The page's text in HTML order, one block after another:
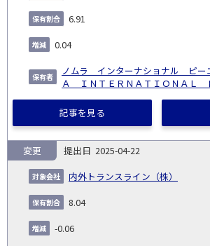
6.91
0.04
ノムラ インターナショナル ピー
Ａ ＩＮＴＥＲＮＡＴＩＯＮＡＬ
記事を見る
2025-04-22
内外トランスライン（株）
変更
8.04
-0.06